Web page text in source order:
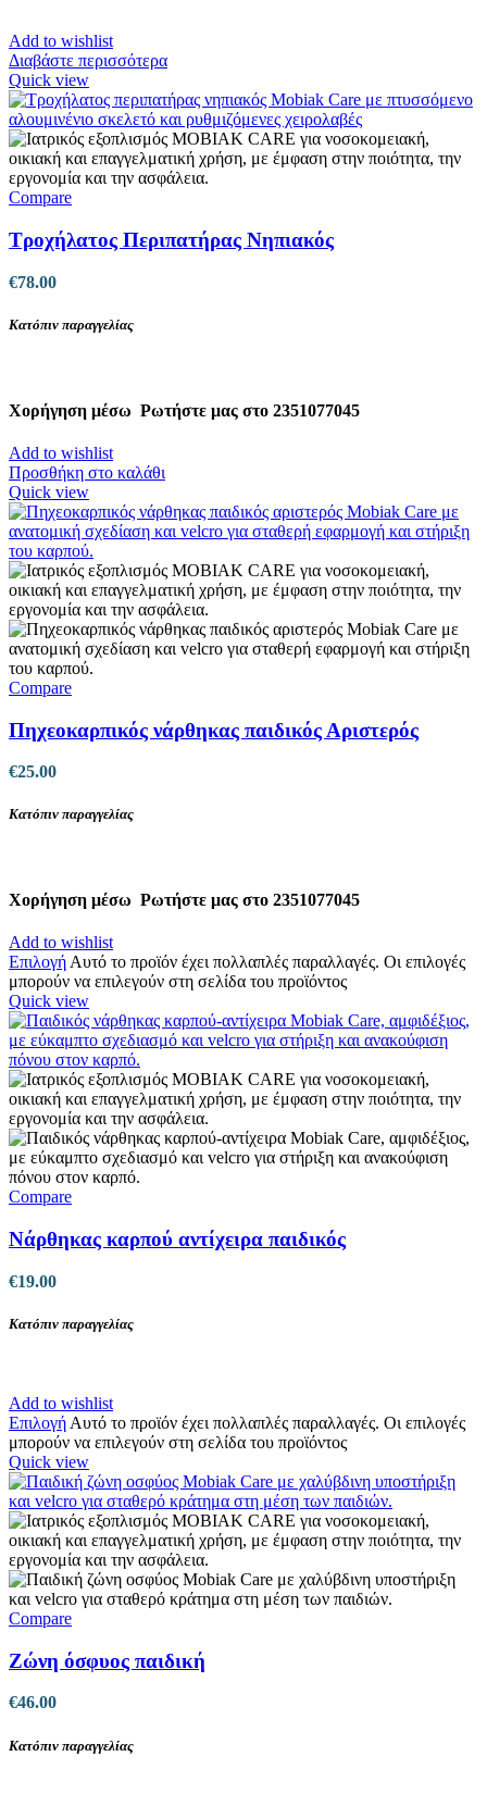
Add to wishlist
Διαβάστε περισσότερα
Quick view
Compare
Τροχήλατος Περιπατήρας Νηπιακός
€78.00
Κατόπιν παραγγελίας
Χορήγηση μέσω Ρωτήστε μας στο 2351077045
Add to wishlist
Προσθήκη στο καλάθι
Quick view
Compare
Πηχεοκαρπικός νάρθηκας παιδικός Αριστερός
€25.00
Κατόπιν παραγγελίας
Χορήγηση μέσω Ρωτήστε μας στο 2351077045
Add to wishlist
Επιλογή Αυτό το προϊόν έχει πολλαπλές παραλλαγές. Οι επιλογές
μπορούν να επιλεγούν στη σελίδα του προϊόντος
Quick view
Compare
Νάρθηκας καρπού αντίχειρα παιδικός
€19.00
Κατόπιν παραγγελίας
Add to wishlist
Επιλογή Αυτό το προϊόν έχει πολλαπλές παραλλαγές. Οι επιλογές
μπορούν να επιλεγούν στη σελίδα του προϊόντος
Quick view
Compare
Ζώνη όσφυος παιδική
€46.00
Κατόπιν παραγγελίας